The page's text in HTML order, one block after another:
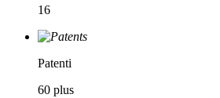
16
Patenti
60 plus